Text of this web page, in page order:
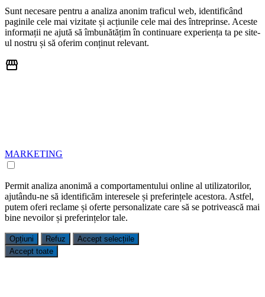
Sunt necesare pentru a analiza anonim traficul web, identificând
paginile cele mai vizitate și acțiunile cele mai des întreprinse. Aceste
informații ne ajută să îmbunătățim în continuare experiența ta pe site-
ul nostru și să oferim conținut relevant.
MARKETING
Permit analiza anonimă a comportamentului online al utilizatorilor,
ajutându-ne să identificăm interesele și preferințele acestora. Astfel,
putem oferi reclame și oferte personalizate care să se potrivească mai
bine nevoilor și preferințelor tale.
Opțiuni Refuz
Accept selecțiile
Accept toate